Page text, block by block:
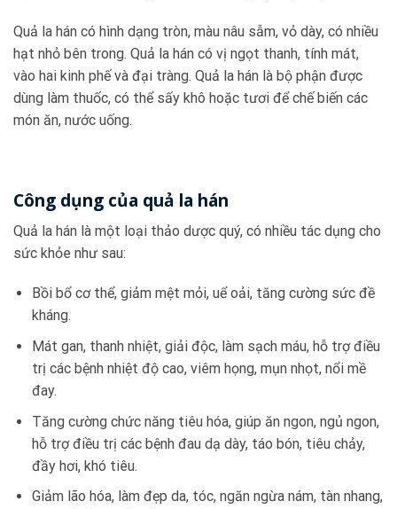
Quả la hán có hình dạng tròn, màu nâu sẫm, vỏ dày, có nhiều
hạt nhỏ bên trong. Quả la hán có vị ngọt thanh, tính mát,
vào hai kinh phế và đại tràng. Quả la hán là bộ phận được
dùng làm thuốc, có thể sấy khô hoặc tươi để chế biến các
món ăn, nước uống.
Công dụng của quả la hán
Quả la hán là một loại thảo dược quý, có nhiều tác dụng cho
sức khỏe như sau:
Bồi bổ cơ thể, giảm mệt mỏi, uể oải, tăng cường sức đề
kháng.
Mát gan, thanh nhiệt, giải độc, làm sạch máu, hỗ trợ điều
trị các bệnh nhiệt độ cao, viêm họng, mụn nhọt, nổi mề
đay.
Tăng cường chức năng tiêu hóa, giúp ăn ngon, ngủ ngon,
hỗ trợ điều trị các bệnh đau dạ dày, táo bón, tiêu chảy,
đầy hơi, khó tiêu.
Giảm lão hóa, làm đẹp da, tóc, ngăn ngừa nám, tàn nhang,